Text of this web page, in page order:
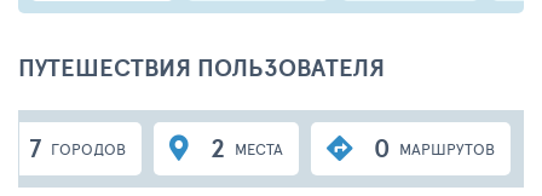
ПУТЕШЕСТВИЯ ПОЛЬЗОВАТЕЛЯ
7 ГОРОДОВ 2 МЕСТА 0 МАРШРУТОВ